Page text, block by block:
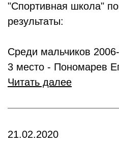
"Спортивная школа"
результаты:
Среди мальчиков
3 место - Пономарев
Читать далее
21.02.2020